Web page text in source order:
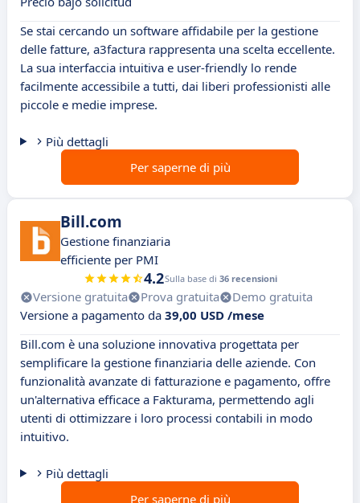
Se stai cercando un software affidabile per la gestione
delle fatture, a3factura rappresenta una scelta eccellente.
La sua interfaccia intuitiva e user-friendly lo rende
facilmente accessibile a tutti, dai liberi professionisti alle
piccole e medie imprese.
Più dettagli
Per saperne di più
Bill.com
Gestione finanziaria
efficiente per PMI
4.2Sulla base di 36 recensioni
Versione gratuita Prova gratuita
Demo gratuita
Versione a pagamento da 39,00 USD /mese
Bill.com è una soluzione innovativa progettata per
semplificare la gestione finanziaria delle aziende. Con
funzionalità avanzate di fatturazione e pagamento, offre
un'alternativa efficace a Fakturama, permettendo agli
utenti di ottimizzare i loro processi contabili in modo
intuitivo.
Più dettagli
Per saperne di più